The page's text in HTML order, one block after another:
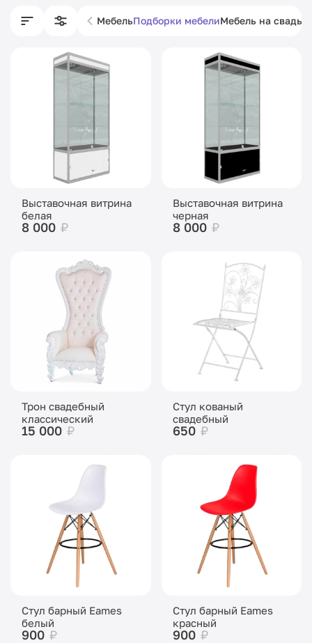
МебельПодборки мебелиМебель на
Выставочная витрина
белая
8 000 ₽
Выставочная витрина
черная
8 000 ₽
Трон свадебный
классический
15 000 ₽
Стул кованый
свадебный
650 ₽
Стул барный Eames
белый
900 ₽
Стул барный Eames
красный
900 ₽